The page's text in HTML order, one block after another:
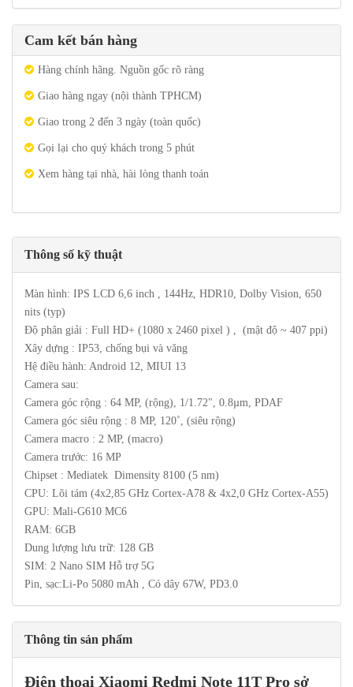
Cam kết bán hàng
Hàng chính hãng. Nguồn gốc rõ ràng
Giao hàng ngay (nội thành TPHCM)
Giao trong 2 đến 3 ngày (toàn quốc)
Gọi lại cho quý khách trong 5 phút
Xem hàng tại nhà, hài lòng thanh toán
Thông số kỹ thuật
Màn hình: IPS LCD 6,6 inch , 144Hz, HDR10, Dolby Vision, 650
nits (typ)
Độ phân giải : Full HD+ (1080 x 2460 pixel ) , (mật độ ~ 407 ppi)
Xây dựng : IP53, chống bụi và văng
Hệ điều hành: Android 12, MIUI 13
Camera sau:
Camera góc rộng : 64 MP, (rộng), 1/1.72", 0.8µm, PDAF
Camera góc siêu rộng : 8 MP, 120˚, (siêu rộng)
Camera macro : 2 MP, (macro)
Camera trước: 16 MP
Chipset : Mediatek Dimensity 8100 (5 nm)
CPU: Lõi tám (4x2,85 GHz Cortex-A78 & 4x2,0 GHz Cortex-A55)
GPU: Mali-G610 MC6
RAM: 6GB
Dung lượng lưu trữ: 128 GB
SIM: 2 Nano SIM Hỗ trợ 5G
Pin, sạc:Li-Po 5080 mAh , Có dây 67W, PD3.0
Thông tin sản phẩm
Điện thoại Xiaomi Redmi Note 11T Pro sở